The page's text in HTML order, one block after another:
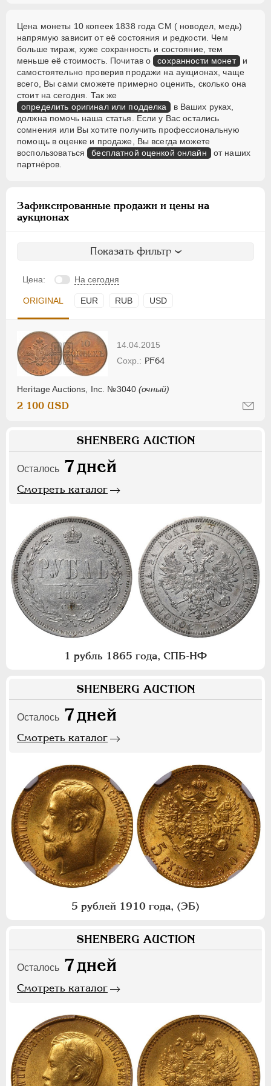
Цена монеты 10 копеек 1838 года СМ ( новодел, медь)
напрямую зависит от её состояния и редкости. Чем
больше тираж, хуже сохранность и состояние, тем
меньше её стоимость. Почитав о сохранности монет и
самостоятельно проверив продажи на аукционах, чаще
всего, Вы сами сможете примерно оценить, сколько она
стоит на сегодня. Так же
определить оригинал или подделка
в Ваших руках,
должна помочь наша статья. Если у Вас остались
сомнения или Вы хотите получить профессиональную
помощь в оценке и продаже, Вы всегда можете
воспользоваться бесплатной оценкой онлайн от наших
партнёров.
Зафиксированные продажи и цены на
аукционах
Показать фильтр
Цена: На сегодня
ORIGINAL EUR RUB USD
14.04.2015
Heritage Auctions, Inc. №3040(очный)
PF64
2 100 USD
SHENBERG AUCTION
Осталось 7дней
Смотреть каталог
1 рубль 1865 года, СПБ-НФ
SHENBERG AUCTION
Осталось 7дней
Смотреть каталог
5 рублей 1910 года, (ЭБ)
SHENBERG AUCTION
Осталось 7дней
Смотреть каталог